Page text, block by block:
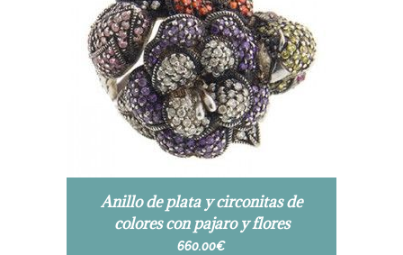
Anillo de plata y circonitas de
colores con pajaro y flores
660.00€